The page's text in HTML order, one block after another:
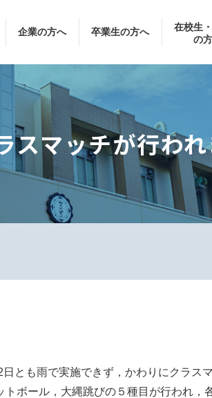
企業の方へ 卒業生の方へ
在校生
の
スマッチが行わ
とも雨で実施できず，かわりにクラス
ボール，大縄跳びの５種目が行われ，